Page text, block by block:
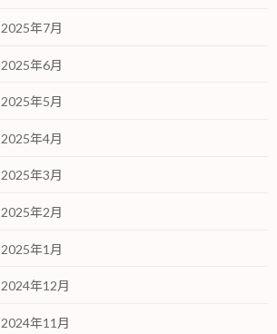
2025年7月
2025年6月
2025年5月
2025年4月
2025年3月
2025年2月
2025年1月
2024年12月
2024年11月